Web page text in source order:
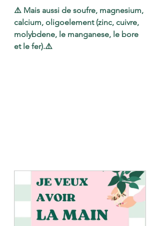
⚠️ Mais aussi de soufre, magnesium,
calcium, oligoelement (zinc, cuivre,
molybdene, le manganese, le bore
et le fer).⚠️